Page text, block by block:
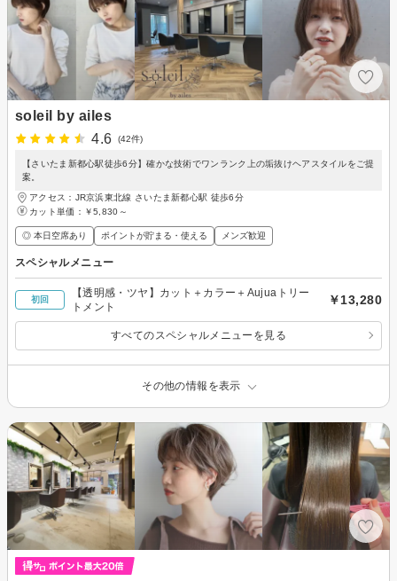
soleil by ailes
4.6
(42件)
【さいたま新都心駅徒歩6分】確かな技術でワンランク上の垢抜けヘアスタイルをご提
案。
アクセス：JR京浜東北線 さいたま新都心駅 徒歩6分
カット単価： ￥5,830～
◎ 本日空席あり ポイントが貯まる・使える メンズ歓迎
スペシャルメニュー
初回
【透明感・ツヤ】カット＋カラー＋Aujuaトリー
トメント
￥13,280
すべてのスペシャルメニューを見る
その他の情報を表示